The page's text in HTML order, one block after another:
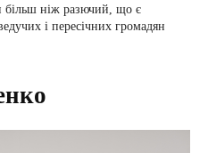
більш ніж разючий, що є
і пересічних громадян